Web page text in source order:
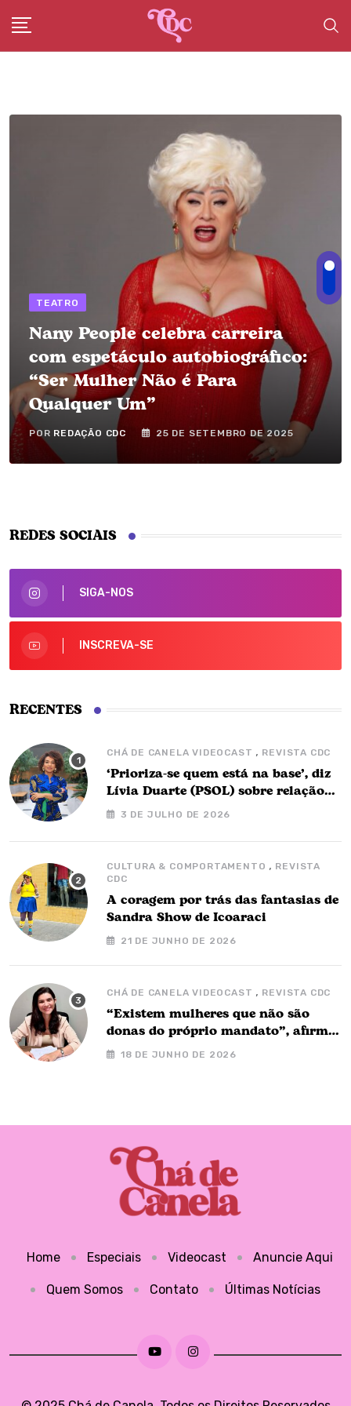
content
TEATRO
Nany People celebra carreira
com espetáculo autobiográfico:
“Ser Mulher Não é Para
Qualquer Um”
POR REDAÇÃO CDC 25 DE SETEMBRO DE 2025
REDES SOCIAIS
SIGA-NOS
INSCREVA-SE
RECENTES
CHÁ DE CANELA VIDEOCAST , REVISTA CDC
‘Prioriza-se quem está na base’, diz
Lívia Duarte (PSOL) sobre relação
com o governo Barbalho
3 DE JULHO DE 2026
CULTURA & COMPORTAMENTO , REVISTA
CDC
A coragem por trás das fantasias de
Sandra Show de Icoaraci
21 DE JUNHO DE 2026
CHÁ DE CANELA VIDEOCAST , REVISTA CDC
“Existem mulheres que não são
donas do próprio mandato”, afirma
Nay Barbalho no Chá de Canela
18 DE JUNHO DE 2026
Home Especiais Videocast Anuncie Aqui
Quem Somos Contato Últimas Notícias